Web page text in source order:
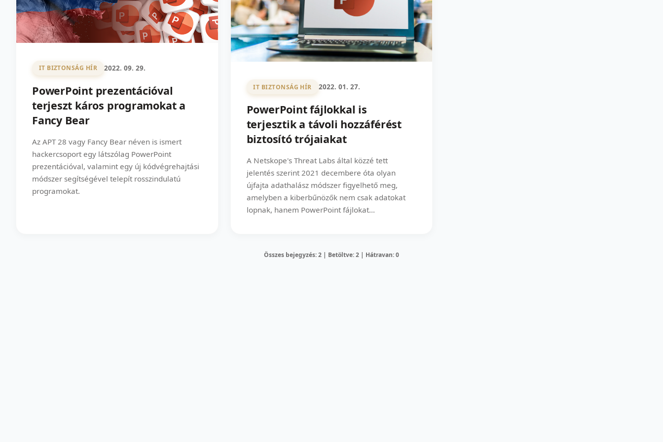
IT BIZTONSÁG HÍR 2022. 09. 29.
PowerPoint prezentációval
terjeszt káros programokat a
Fancy Bear
Az APT 28 vagy Fancy Bear néven is ismert
hackercsoport egy látszólag PowerPoint
prezentációval, valamint egy új kódvégrehajtási
módszer segítségével telepít rosszindulatú
programokat.
IT BIZTONSÁG HÍR 2022. 01. 27.
PowerPoint fájlokkal is
terjesztik a távoli hozzáférést
biztosító trójaiakat
A Netskope's Threat Labs által közzé tett
jelentés szerint 2021 decembere óta olyan
újfajta adathalász módszer figyelhető meg,
amelyben a kiberbűnözők nem csak adatokat
lopnak, hanem PowerPoint fájlokat...
Összes bejegyzés: 2 | Betöltve: 2 | Hátravan: 0